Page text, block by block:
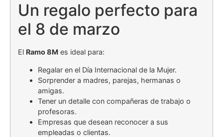
Un regalo perfecto para
el 8 de marzo
El Ramo 8M es ideal para:
Regalar en el Día Internacional de la Mujer.
Sorprender a madres, parejas, hermanas o
amigas.
Tener un detalle con compañeras de trabajo o
profesoras.
Empresas que desean reconocer a sus
empleadas o clientas.